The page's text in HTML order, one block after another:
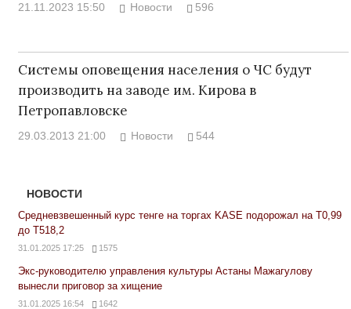
21.11.2023 15:50 Новости 596
Системы оповещения населения о ЧС будут
производить на заводе им. Кирова в
Петропавловске
29.03.2013 21:00 Новости 544
НОВОСТИ
Средневзвешенный курс тенге на торгах KASE подорожал на Т0,99
до Т518,2
31.01.2025 17:25 1575
Экс-руководителю управления культуры Астаны Мажагулову
вынесли приговор за хищение
31.01.2025 16:54 1642